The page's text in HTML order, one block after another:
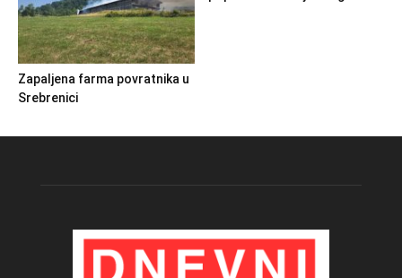
Zapaljena farma povratnika u
Srebrenici